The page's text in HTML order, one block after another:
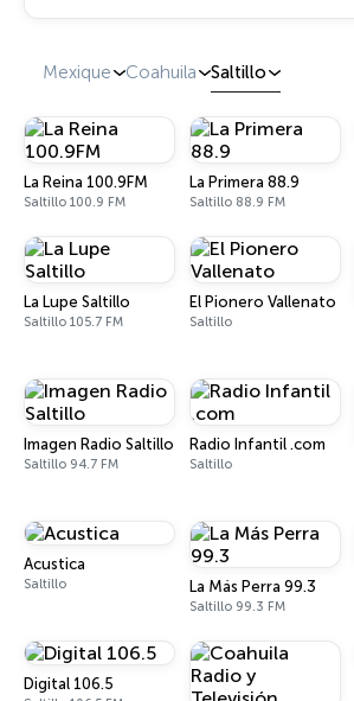
Mexique Coahuila Saltillo
La Reina 100.9FM
Saltillo 100.9 FM
La Primera 88.9
Saltillo 88.9 FM
La Lupe Saltillo
Saltillo 105.7 FM
El Pionero Vallenato
Saltillo
Imagen Radio Saltillo
Saltillo 94.7 FM
Radio Infantil .com
Saltillo
Acustica
Saltillo La Más Perra 99.3
Saltillo 99.3 FM
Digital 106.5